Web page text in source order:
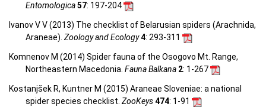
Entomologica57: 197-204
Ivanov V V (2013) The checklist of Belarusian spiders (Arachnida,
Araneae). Zoology and Ecology4: 293-311
Komnenov M (2014) Spider fauna of the Osogovo Mt. Range,
Northeastern Macedonia. Fauna Balkana 2: 1-267
Kostanjšek R, Kuntner M (2015) Araneae Sloveniae: a national
spider species checklist. ZooKeys474: 1-91